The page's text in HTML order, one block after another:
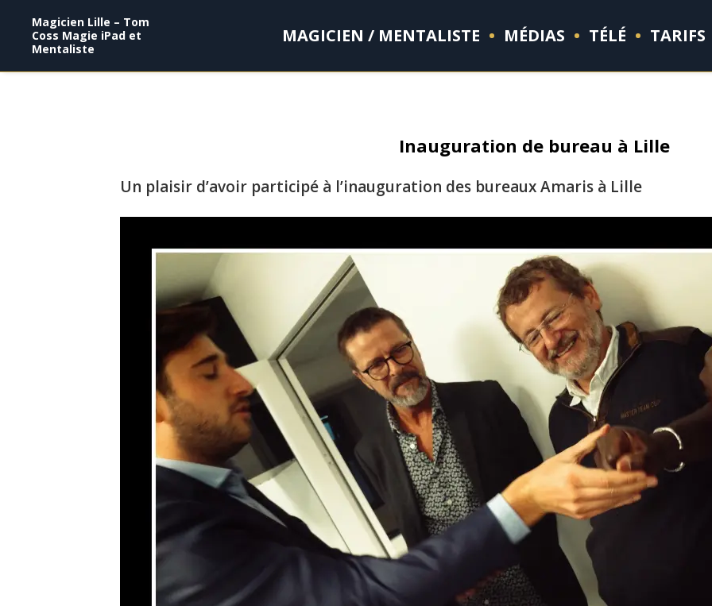
Magicien Lille – Tom
Coss Magie iPad et
Mentaliste
MAGICIEN / MENTALISTE MÉDIAS TÉLÉ TARIFS
Inauguration de bureau à Lille
Un plaisir d’avoir participé à l’inauguration des bureaux Amaris à Lille